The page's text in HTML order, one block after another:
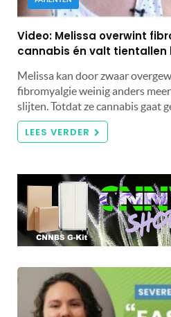
Video: Melissa overwint
cannabis én valt tientallen
Melissa kan door zwaar
fibromyalgie weinig anders
slijten. Totdat ze cannabis gaat
LEES VERDER